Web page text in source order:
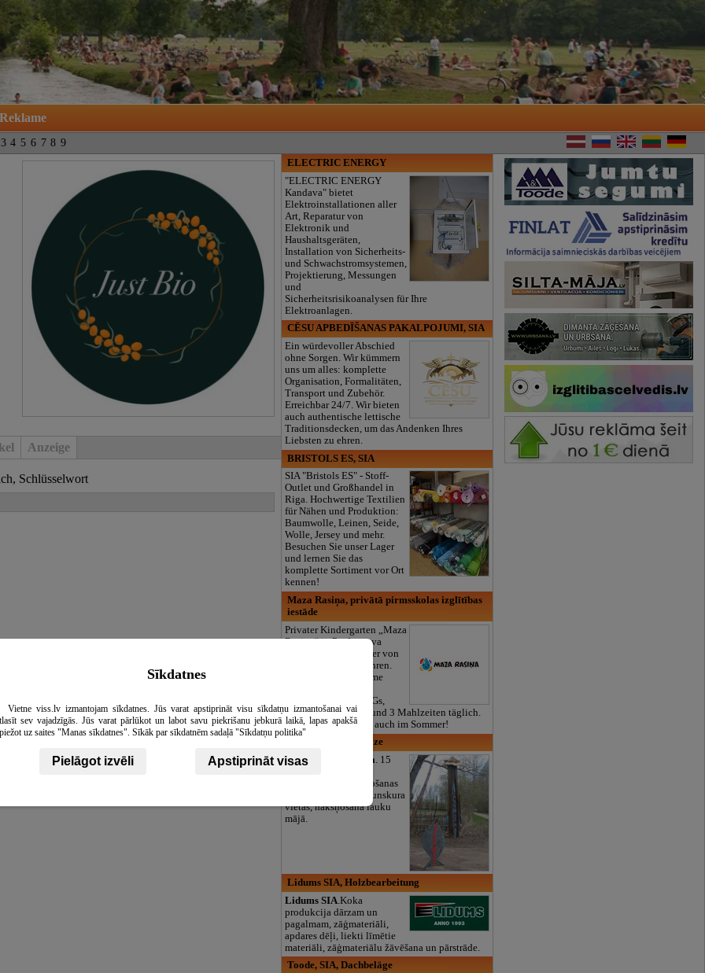
3 4 5 6 7 8 9
Anzeige
Schlüsselwort
ELECTRIC ENERGY
"ELECTRIC ENERGY
Kandava" bietet
Elektroinstallationen aller
Art, Reparatur von
Elektronik und
Haushaltsgeräten,
Installation von Sicherheits-
und Schwachstromsystemen,
Projektierung, Messungen
und
Sicherheitsrisikoanalysen für Ihre
Elektroanlagen.
CĒSU APBEDĪŠANAS PAKALPOJUMI, SIA
Ein würdevoller Abschied
ohne Sorgen. Wir kümmern
uns um alles: komplette
Organisation, Formalitäten,
Transport und Zubehör.
Erreichbar 24/7. Wir bieten
auch authentische lettische
Traditionsdecken, um das Andenken Ihres
Liebsten zu ehren.
BRISTOLS ES, SIA
SIA "Bristols ES" - Stoff-
Outlet und Großhandel in
Riga. Hochwertige Textilien
für Nähen und Produktion:
Baumwolle, Leinen, Seide,
Wolle, Jersey und mehr.
Besuchen Sie unser Lager
und lernen Sie das
komplette Sortiment vor Ort
kennen!
Maza Rasiņa, privātā pirmsskolas izglītības
iestāde
Privater Kindergarten „Maza
Rasiņa“ in Pardaugava
(Zasulauks) für Kinder von
10 Monaten bis 6 Jahren.
Lizenzierte Programme
Sonderpädagogik, AGs,
großes grünes Areal und 3 Mahlzeiten täglich.
Ganzjährig geöffnet, auch im Sommer!
Garauši, atpūtas bāze
Pie paša
Lobes ezera. 15
makšķerēšanai, zvejošanas
licences, telšu un ugunskura
vietas, nakšņošana lauku
mājā.
Lidums SIA, Holzbearbeitung
Lidums SIA .Koka
produkcija dārzam un
pagalmam, zāģmateriāli,
apdares dēļi, liekti līmētie
materiāli, zāģmateriālu žāvēšana un pārstrāde.
Toode, SIA, Dachbeläge
Sīkdatnes
Vietne viss.lv izmantojam sīkdatnes. Jūs varat apstiprināt visu sīkdatņu izmantošanai vai
sev vajadzīgās. Jūs varat pārlūkot un labot savu piekrišanu jebkurā laikā, lapas apakšā
uz saites "Manas sīkdatnes". Sīkāk par sīkdatnēm sadaļā "Sīkdatņu politika"
Pielāgot izvēli Apstiprināt visas